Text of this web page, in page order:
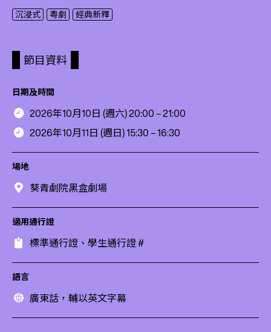
沉浸式 粵劇 經典新釋
節目資料
日期及時間
2026年10月10日 (週六) 20:00 – 21:00
2026年10月11日 (週日) 15:30 – 16:30
場地
葵青劇院黑盒劇場
適用通行證
標準通行證、學生通行證 #
語言
廣東話，輔以英文字幕